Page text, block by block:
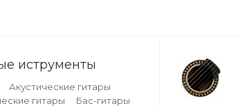
иструменты
Акустические гитары
гитары
Бас-гитары